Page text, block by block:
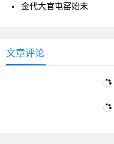
金代大官屯窑始末
文章评论